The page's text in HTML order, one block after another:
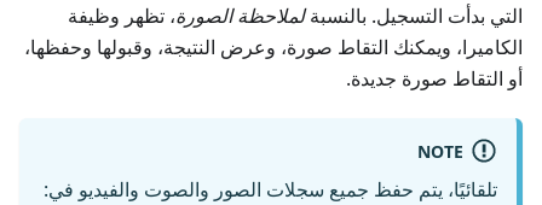
التي بدأت التسجيل. بالنسبةلملاحظة الصورة، تظهر وظيفة
الكاميرا، ويمكنك التقاط صورة، وعرض النتيجة، وقبولها وحفظها،
أو التقاط صورة جديدة.
NOTE
تلقائيًا، يتم حفظ جميع سجلات الصور والصوت والفيديو في: